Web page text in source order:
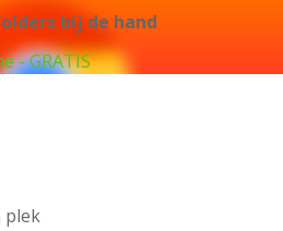
bij de hand
- GRATIS
plek